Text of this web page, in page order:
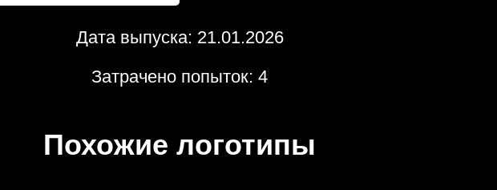
Дата выпуска: 21.01.2026
Затрачено попыток: 4
Похожие логотипы